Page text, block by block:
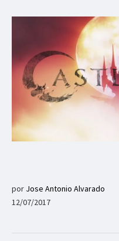
por Jose Antonio Alvarado
12/07/2017